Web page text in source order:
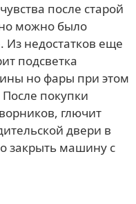
после старой
можно было
Из недостатков еще
подсветка
но фары при этом
После покупки
глючит
двери в
закрыть машину с